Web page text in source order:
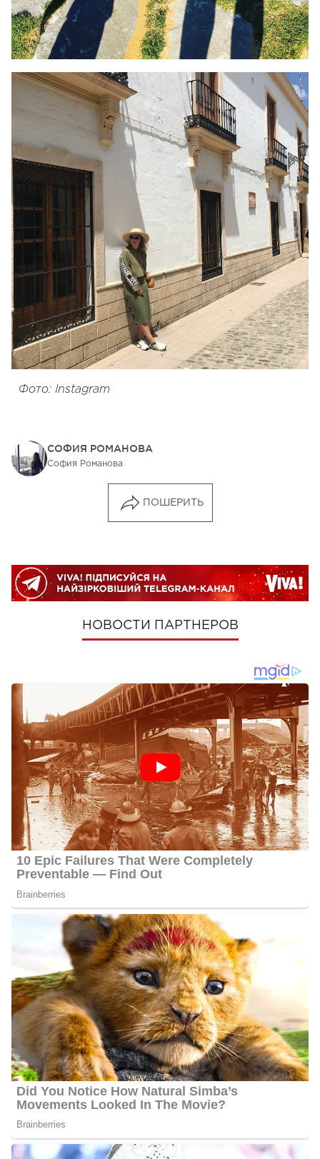
Фото: Instagram
СОФИЯ РОМАНОВА
София Романова
ПОШЕРИТЬ
НОВОСТИ ПАРТНЕРОВ